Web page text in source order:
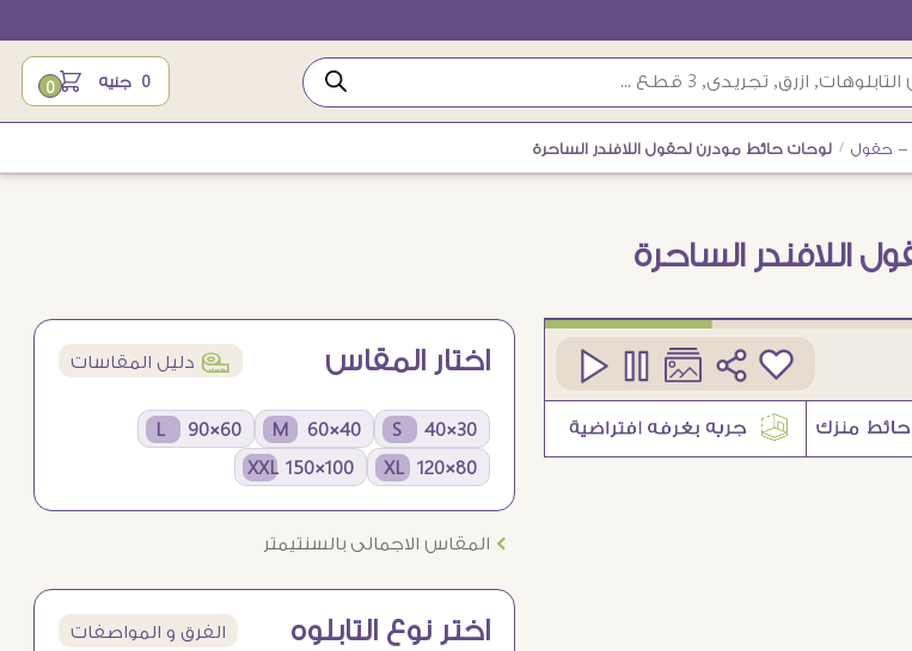
0 جنيه 0
- حقول / لوحات حائط مودرن لحقول اللافندر الساحرة
اللافندر الساحرة
اختار المقاس í دليل المقاسات
30×40 S
40×60 M
60×90 L
80×120 XL
100×150 XXL
Ö المقاس الاجمالى بالسنتيمتر
اختر نوع التابلوه الفرق و المواصفات